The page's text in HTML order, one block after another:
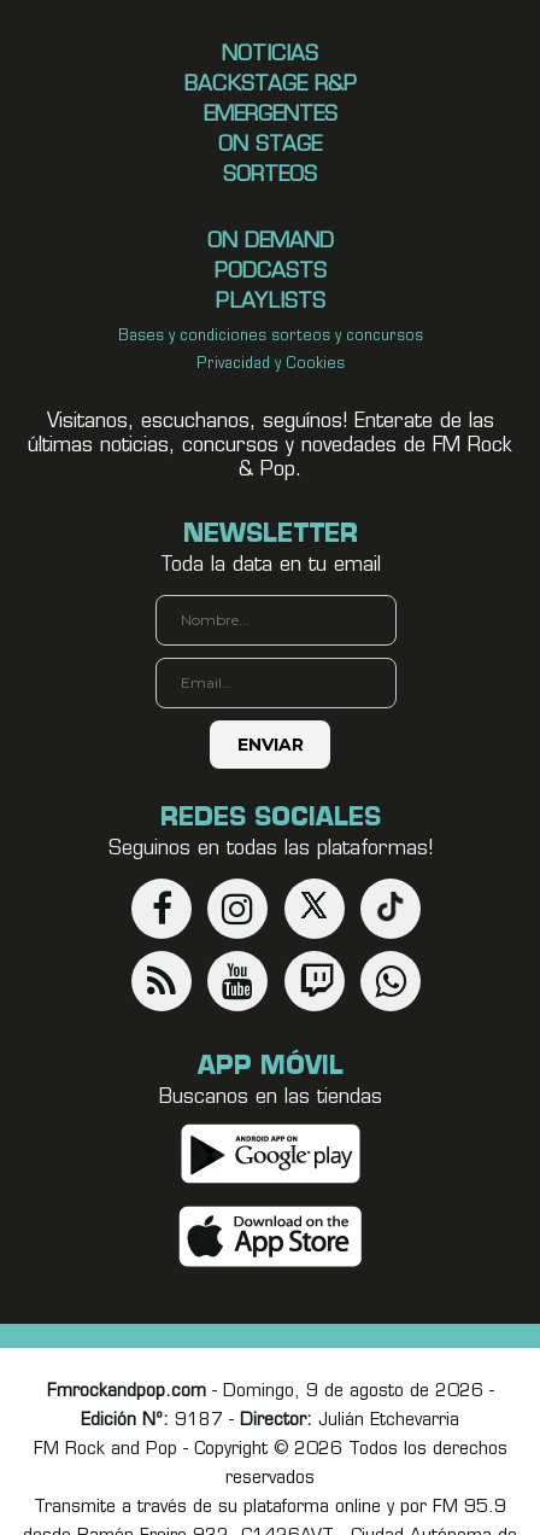
NOTICIAS
BACKSTAGE R&P
EMERGENTES
ON STAGE
SORTEOS
ON DEMAND
PODCASTS
PLAYLISTS
Bases y condiciones sorteos y concursos
Privacidad y Cookies
Visitanos, escuchanos, seguínos! Enterate de las
últimas noticias, concursos y novedades de FM Rock
& Pop.
NEWSLETTER
Toda la data en tu email
REDES SOCIALES
Seguinos en todas las plataformas!
APP MÓVIL
Buscanos en las tiendas
Fmrockandpop.com- Domingo, 9 de agosto de 2026 -
Edición Nº: 9187 - Director: Julián Etchevarria
FM Rock and Pop - Copyright © 2026 Todos los derechos
reservados
Transmite a través de su plataforma online y por FM 95.9